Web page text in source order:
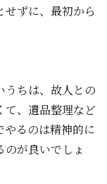
ずに、最初から
うちは、故人との
て、遺品整理など
るのは精神的に
が良いでしょ